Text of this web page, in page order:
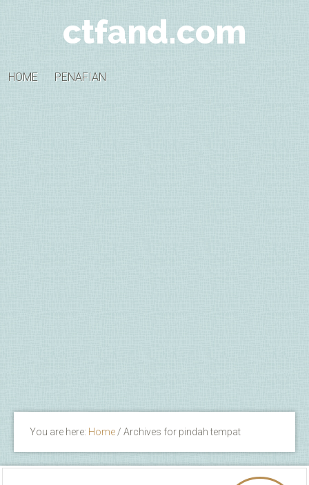
ctfand.com
HOME PENAFIAN
You are here: Home / Archives for pindah tempat